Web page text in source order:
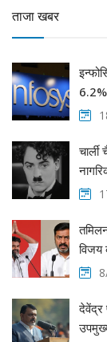
ताजा खबर
विजय
देवेंद्र